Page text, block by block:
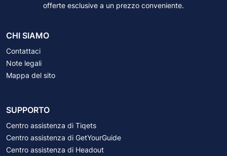
offerte esclusive a un prezzo conveniente.
CHI SIAMO
Contattaci
Note legali
Mappa del sito
SUPPORTO
Centro assistenza di Tiqets
Centro assistenza di GetYourGuide
Centro assistenza di Headout